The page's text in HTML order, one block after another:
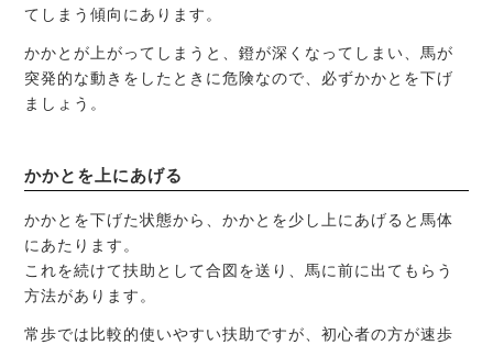
てしまう傾向にあります。
かかとが上がってしまうと、鐙が深くなってしまい、馬が
突発的な動きをしたときに危険なので、必ずかかとを下げ
ましょう。
かかとを上にあげる
かかとを下げた状態から、かかとを少し上にあげると馬体
にあたります。
これを続けて扶助として合図を送り、馬に前に出てもらう
方法があります。
常歩では比較的使いやすい扶助ですが、初心者の方が速歩